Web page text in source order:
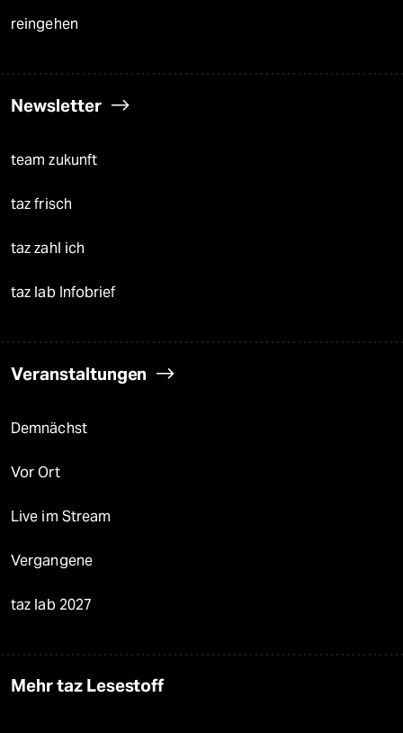
reingehen
Newsletter
team zukunft
taz frisch
taz zahl ich
taz lab Infobrief
Veranstaltungen
Demnächst
Vor Ort
Live im Stream
Vergangene
taz lab 2027
Mehr taz Lesestoff